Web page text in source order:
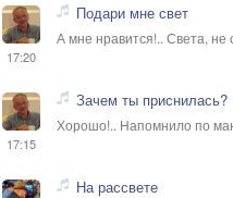
17:20
Подари мне свет
А мне нравится!.. Света, не
17:15
Зачем ты приснилась?
Хорошо!.. Напомнило по
На рассвете